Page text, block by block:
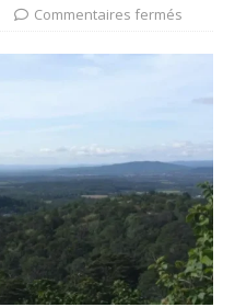
Commentaires fermés